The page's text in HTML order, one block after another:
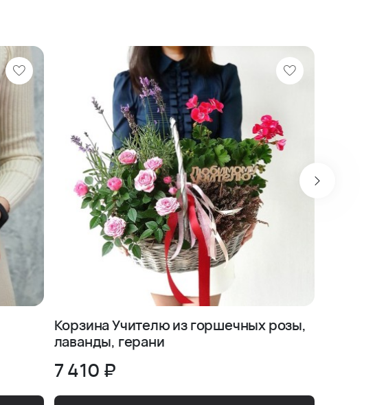
Корзина Учителю из горшечных розы,
лаванды, герани
7 410 ₽